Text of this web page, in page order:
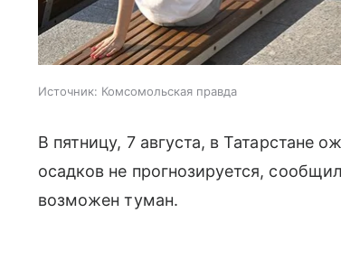
Источник: Комсомольская правда
В пятницу, 7 августа, в Татарстане
осадков не прогнозируется,
возможен туман.